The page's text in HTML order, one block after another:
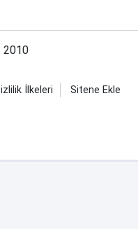
2010
İlkeleri Sitene Ekle